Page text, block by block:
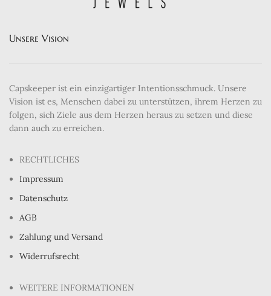
Unsere Vision
Capskeeper ist ein einzigartiger Intentionsschmuck. Unsere
Vision ist es, Menschen dabei zu unterstützen, ihrem Herzen zu
folgen, sich Ziele aus dem Herzen heraus zu setzen und diese
dann auch zu erreichen.
RECHTLICHES
Impressum
Datenschutz
AGB
Zahlung und Versand
Widerrufsrecht
WEITERE INFORMATIONEN